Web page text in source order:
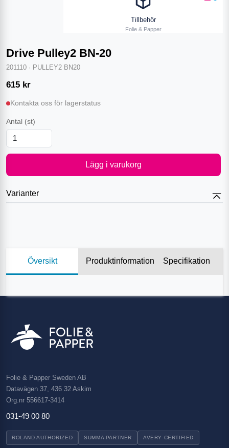
Tillbehör
Folie & Papper
Drive Pulley2 BN-20
201110 · PULLEY2 BN20
615 kr
Kontakta oss för lagerstatus
Antal (st)
Lägg i varukorg
Varianter
Översikt Produktinformation Specifikation
Folie & Papper Sweden AB
Datavägen 37, 436 32 Askim
Org.nr 556617-3414
031-49 00 80
ROLAND AUTHORIZED SUMMA PARTNER AVERY CERTIFIED